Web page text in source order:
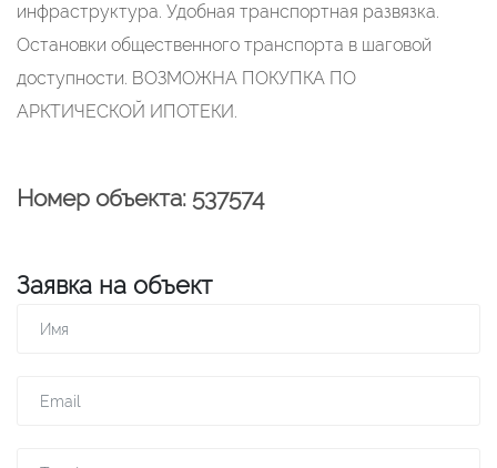
инфраструктура. Удобная транспортная развязка.
Остановки общественного транспорта в шаговой
доступности. ВОЗМОЖНА ПОКУПКА ПО
АРКТИЧЕСКОЙ ИПОТЕКИ.
Номер объекта: 537574
Заявка на объект